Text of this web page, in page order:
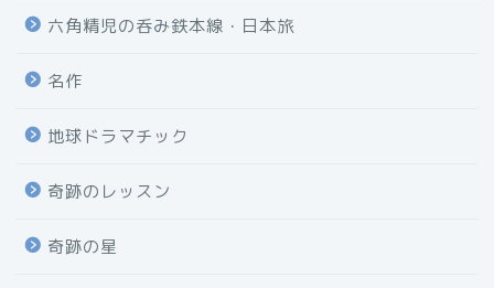
六角精児の呑み鉄本線・日本旅
名作
地球ドラマチック
奇跡のレッスン
奇跡の星